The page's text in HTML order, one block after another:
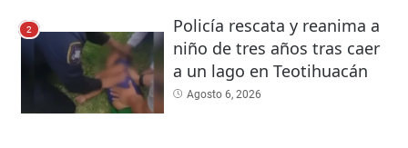
2
Policía rescata y reanima a
niño de tres años tras caer
a un lago en Teotihuacán
Agosto 6, 2026